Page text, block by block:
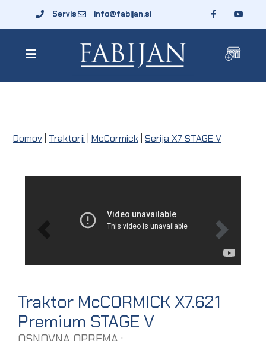
Servis info@fabijan.si
Domov Traktorji McCormick Serija X7 STAGE V
Traktor McCORMICK X7.621
Premium STAGE V